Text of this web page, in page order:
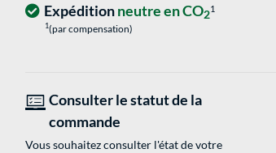
Expéditionneutre en CO21
1(par compensation)
Consulter le statut de la
commande
Vous souhaitez consulter l'état de votre